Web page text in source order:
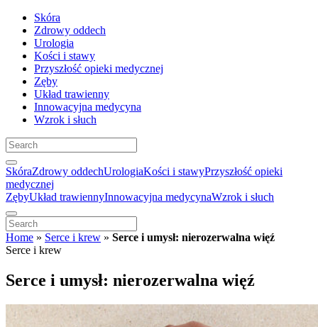
Skóra
Zdrowy oddech
Urologia
Kości i stawy
Przyszłość opieki medycznej
Zęby
Układ trawienny
Innowacyjna medycyna
Wzrok i słuch
SkóraZdrowy oddechUrologiaKości i stawyPrzyszłość opieki
medycznej
ZębyUkład trawiennyInnowacyjna medycynaWzrok i słuch
Home » Serce i krew » Serce i umysł: nierozerwalna więź
Serce i krew
Serce i umysł: nierozerwalna więź